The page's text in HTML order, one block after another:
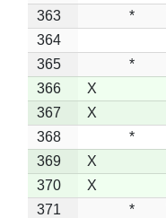
363
*
364
365
*
366
X
367
X
368
*
369
X
370
X
371
*